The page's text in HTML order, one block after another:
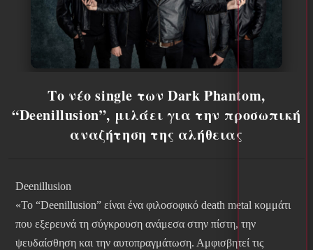
Το νέο single των Dark Phantom,
“Deenillusion”, μιλάει για την προσωπική
αναζήτηση της αλήθειας
Deenillusion
«Το “Deenillusion” είναι ένα φιλοσοφικό death metal κομμάτι
που εξερευνά τη σύγκρουση ανάμεσα στην πίστη, την
ψευδαίσθηση και την αυτοπραγμάτωση. Αμφισβητεί τις